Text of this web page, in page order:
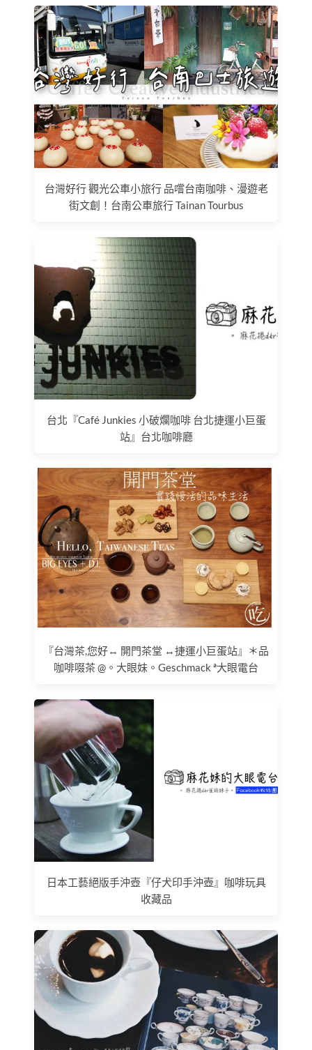
台灣好行 觀光公車小旅行 品嚐台南咖啡、漫遊老
街文創！台南公車旅行 Tainan Tourbus
台北『Café Junkies 小破爛咖啡 台北捷運小巨蛋
站』台北咖啡廳
『台灣茶,您好↔ 開門茶堂 ↔捷運小巨蛋站』＊品
咖啡啜茶 @。大眼妹。Geschmack ª大眼電台
日本工藝絕版手沖壺『仔犬印手沖壺』咖啡玩具
收藏品